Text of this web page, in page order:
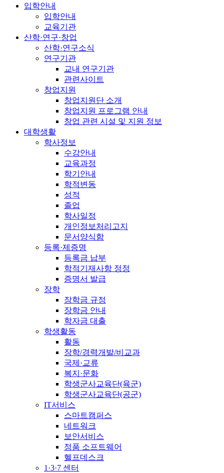
입학안내
입학안내
교육기관
산학·연구·창업
산학·연구소식
연구기관
교내 연구기관
관련사이트
창업지원
창업지원단 소개
창업지원 프로그램 안내
창업 관련 시설 및 지원 정보
대학생활
학사정보
수강안내
교육과정
학기안내
학적변동
성적
졸업
학사일정
개인정보처리고지
문서양식함
등록·제증명
등록금 납부
학적기재사항 정정
증명서 발급
장학
장학금 규정
장학금 안내
학자금 대출
학생활동
활동
장학/경력개발/비교과
국제·교류
복지·문화
학생군사교육단(육군)
학생군사교육단(공군)
IT서비스
스마트캠퍼스
네트워크
보안서비스
정품 소프트웨어
헬프데스크
1·3·7 센터